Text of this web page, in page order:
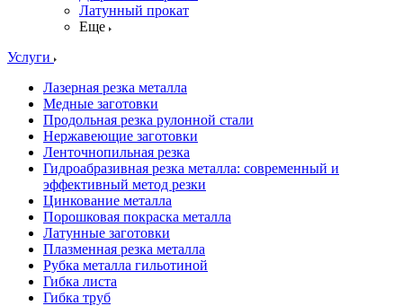
Латунный прокат
Еще
Услуги
Лазерная резка металла
Медные заготовки
Продольная резка рулонной стали
Нержавеющие заготовки
Ленточнопильная резка
Гидроабразивная резка металла: современный и
эффективный метод резки
Цинкование металла
Порошковая покраска металла
Латунные заготовки
Плазменная резка металла
Рубка металла гильотиной
Гибка листа
Гибка труб